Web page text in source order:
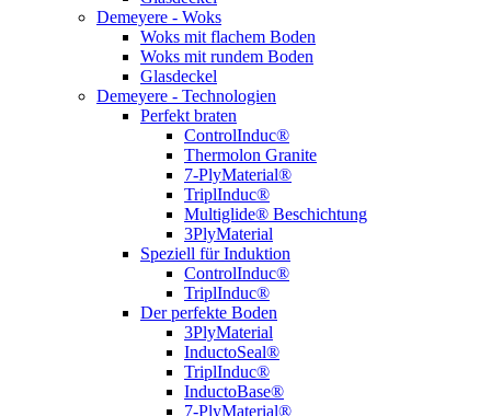
Demeyere - Woks
Woks mit flachem Boden
Woks mit rundem Boden
Glasdeckel
Demeyere - Technologien
Perfekt braten
ControlInduc®
Thermolon Granite
7-PlyMaterial®
TriplInduc®
Multiglide® Beschichtung
3PlyMaterial
Speziell für Induktion
ControlInduc®
TriplInduc®
Der perfekte Boden
3PlyMaterial
InductoSeal®
TriplInduc®
InductoBase®
7-PlyMaterial®